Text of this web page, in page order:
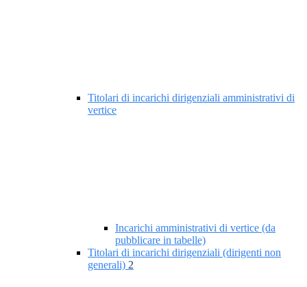
Titolari di incarichi dirigenziali amministrativi di
vertice
Incarichi amministrativi di vertice (da
pubblicare in tabelle)
Titolari di incarichi dirigenziali (dirigenti non
generali) 2